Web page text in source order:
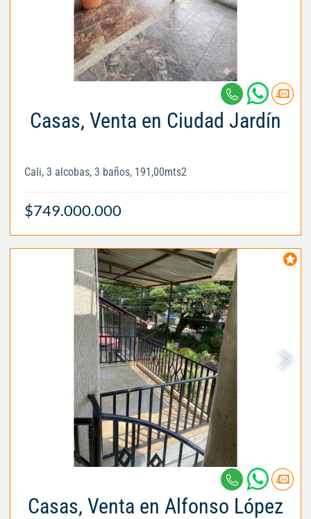
Casas, Venta en Ciudad Jardín
Cali, 3 alcobas, 3 baños, 191,00mts2
$749.000.000
Casas, Venta en Alfonso López